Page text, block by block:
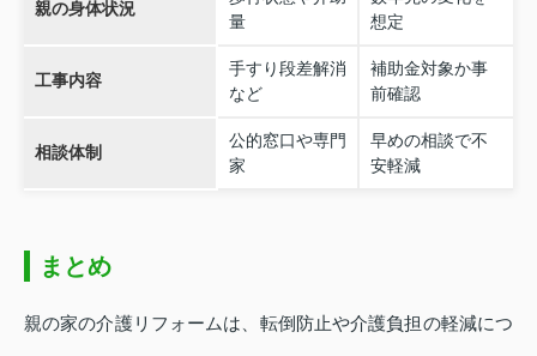
親の身体状況
量
想定
工事内容
手すり段差解消
など
補助金対象か事
前確認
相談体制
公的窓口や専門
家
早めの相談で不
安軽減
まとめ
親の家の介護リフォームは、転倒防止や介護負担の軽減につ